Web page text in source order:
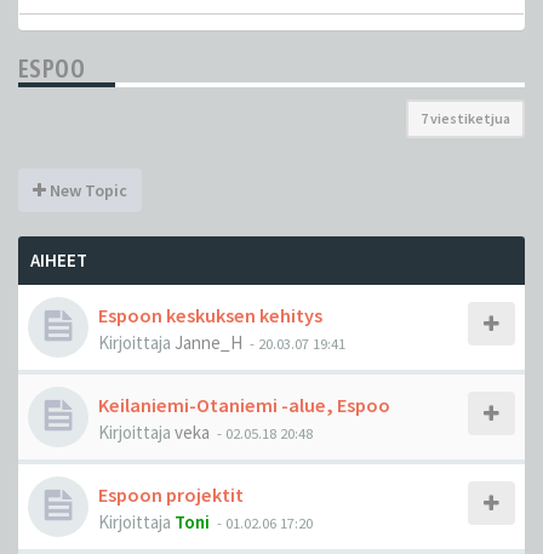
ESPOO
7 viestiketjua
New Topic
AIHEET
Espoon keskuksen kehitys
Kirjoittaja Janne_H - 20.03.07 19:41
Keilaniemi-Otaniemi -alue, Espoo
Kirjoittaja veka - 02.05.18 20:48
Espoon projektit
Kirjoittaja Toni - 01.02.06 17:20